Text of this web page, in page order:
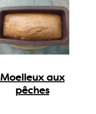
Moelleux aux
pêches